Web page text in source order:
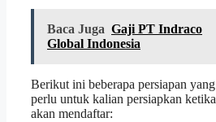
Baca Juga Gaji PT Indraco
Global Indonesia
Berikut ini beberapa persiapan yang
perlu untuk kalian persiapkan ketika
akan mendaftar: